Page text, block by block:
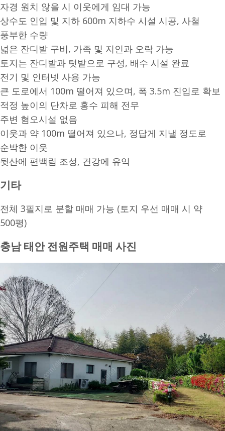
자경 원치 않을 시 이웃에게 임대 가능
상수도 인입 및 지하 600m 지하수 시설 시공, 사철
풍부한 수량
넓은 잔디밭 구비, 가족 및 지인과 오락 가능
토지는 잔디밭과 텃밭으로 구성, 배수 시설 완료
전기 및 인터넷 사용 가능
큰 도로에서 100m 떨어져 있으며, 폭 3.5m 진입로 확보
적정 높이의 단차로 홍수 피해 전무
주변 혐오시설 없음
이웃과 약 100m 떨어져 있으나, 정답게 지낼 정도로
순박한 이웃
뒷산에 편백림 조성, 건강에 유익
기타
전체 3필지로 분할 매매 가능 (토지 우선 매매 시 약
500평)
충남 태안 전원주택 매매 사진